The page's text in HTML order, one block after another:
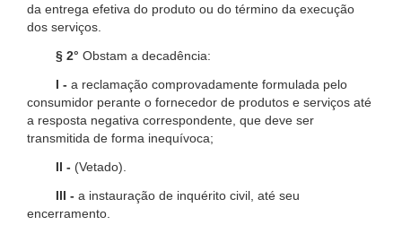
da entrega efetiva do produto ou do término da execução
dos serviços.
§ 2° Obstam a decadência:
I - a reclamação comprovadamente formulada pelo
consumidor perante o fornecedor de produtos e serviços até
a resposta negativa correspondente, que deve ser
transmitida de forma inequívoca;
II - (Vetado).
III - a instauração de inquérito civil, até seu
encerramento.